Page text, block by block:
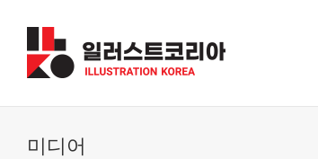
content
미디어